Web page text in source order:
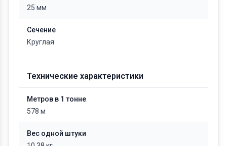
25 мм
Сечение
Круглая
Технические характеристики
Метров в 1 тонне
578 м
Вес одной штуки